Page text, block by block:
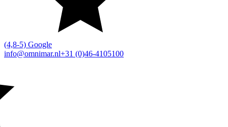
(4,8-5) Google
info@omnimar.nl+31 (0)46-4105100